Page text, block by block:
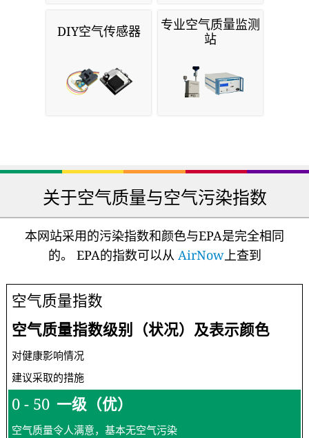
DIY空气传感器
专业空气质量监测
站
关于空气质量与空气污染指数
本网站采用的污染指数和颜色与EPA是完全相同
的。 EPA的指数可以从 AirNow上查到
空气质量指数
空气质量指数级别（状况）及表示颜色
对健康影响情况
建议采取的措施
0 - 50 一级（优）
空气质量令人满意，基本无空气污染